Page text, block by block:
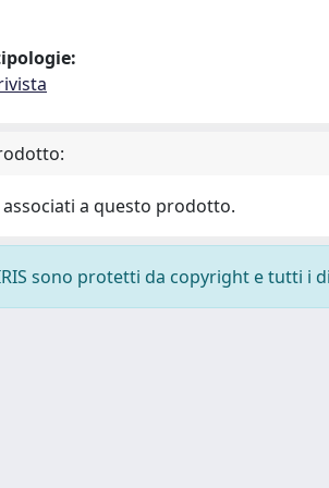
a questo prodotto.
sono protetti da copyright e tutti i